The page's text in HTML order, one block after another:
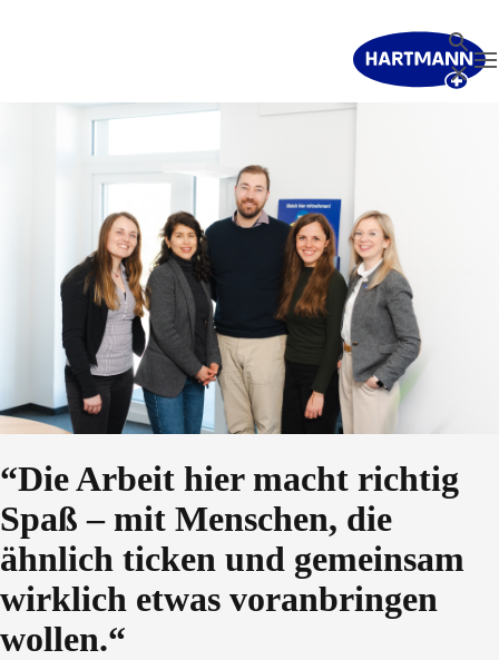
Suche
“Die Arbeit hier macht richtig
Spaß – mit Menschen, die
ähnlich ticken und gemeinsam
wirklich etwas voranbringen
wollen.“